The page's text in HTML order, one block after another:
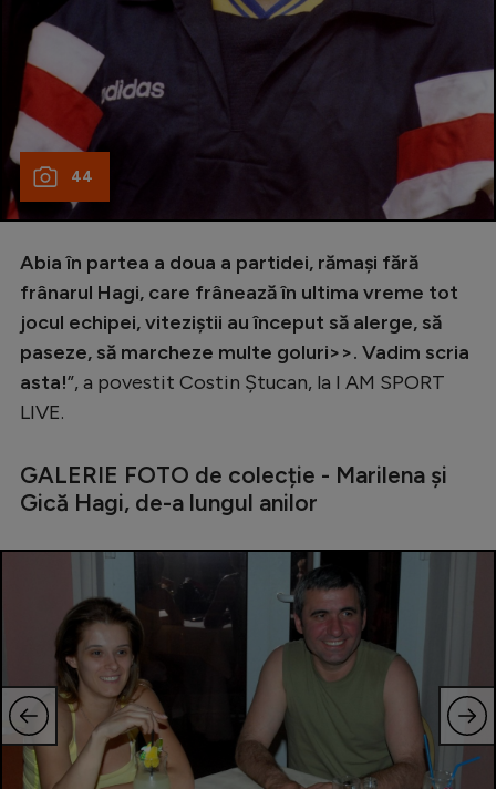
44
Abia în partea a doua a partidei, rămași fără
frânarul Hagi, care frânează în ultima vreme tot
jocul echipei, viteziștii au început să alerge, să
paseze, să marcheze multe goluri>>. Vadim scria
asta!”, a povestit Costin Ștucan, la I AM SPORT
LIVE.
GALERIE FOTO de colecție - Marilena și
Gică Hagi, de-a lungul anilor